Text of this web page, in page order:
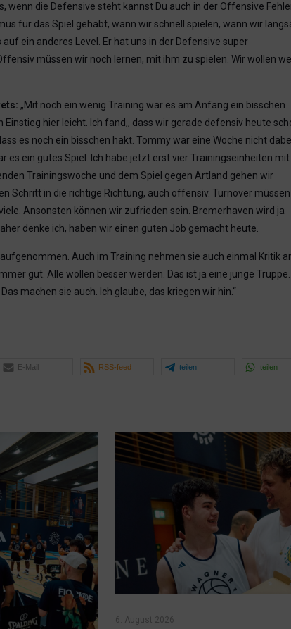
wenn die Defensive steht kannst Du auch in der Offensive
für das Spiel gehabt, wann wir schnell spielen, wann wir
ein anderes Level. Er hat uns in der Defensive super
müssen wir noch lernen, mit ihm zu spielen. Wir wollen
„Mit noch ein wenig Training war es am Anfang ein bisschen
hier leicht. Ich fand,, dass wir gerade defensiv heute
es noch ein bisschen hakt. Tommy war eine Woche nicht
es ein gutes Spiel. Ich habe jetzt erst vier Trainingseinheiten
Trainingswoche und dem Spiel gegen Artland gehen wir
Schritt in die richtige Richtung, auch offensiv. Turnover müssen
Ansonsten können wir zufrieden sein. Bremerhaven wird ja
denke ich, haben wir einen guten Job gemacht heute.
Auch im Training nehmen sie auch einmal Kritik
gut. Alle wollen besser werden. Das ist ja eine junge Truppe.
machen sie auch. Ich glaube, das kriegen wir hin.“
E-Mail RSS-feed teilen teilen
6. August 2026